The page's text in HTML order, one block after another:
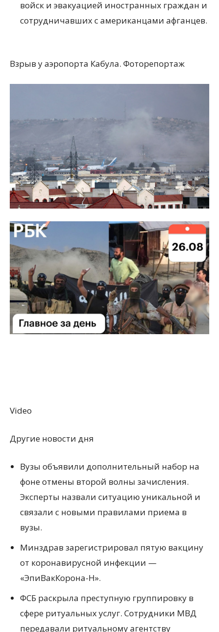
войск и эвакуацией иностранных граждан и
сотрудничавших с американцами афганцев.
Взрыв у аэропорта Кабула. Фоторепортаж
Video
Другие новости дня
Вузы объявили дополнительный набор на
фоне отмены второй волны зачисления.
Эксперты назвали ситуацию уникальной и
связали с новыми правилами приема в
вузы.
Минздрав зарегистрировал пятую вакцину
от коронавирусной инфекции —
«ЭпиВакКорона-Н».
ФСБ раскрыла преступную группировку в
сфере ритуальных услуг. Сотрудники МВД
передавали ритуальному агентству